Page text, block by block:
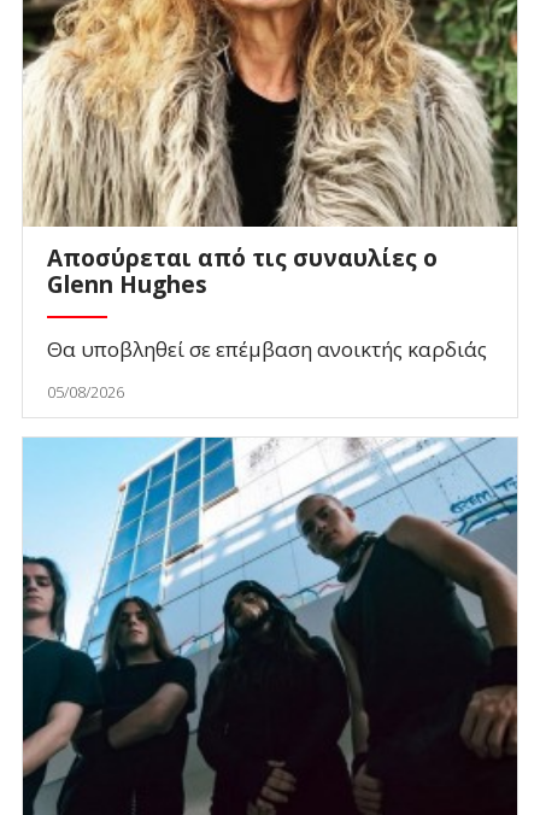
Αποσύρεται από τις συναυλίες ο
Glenn Hughes
Θα υποβληθεί σε επέμβαση ανοικτής καρδιάς
05/08/2026